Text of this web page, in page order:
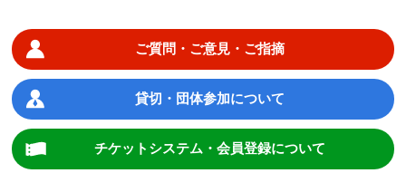
ご質問・ご意見・ご指摘
貸切・団体参加について
チケットシステム・会員登録について